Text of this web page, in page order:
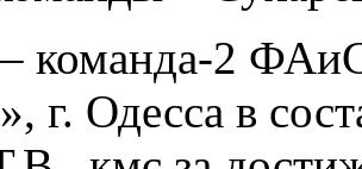
команда-2
г. Одесса в